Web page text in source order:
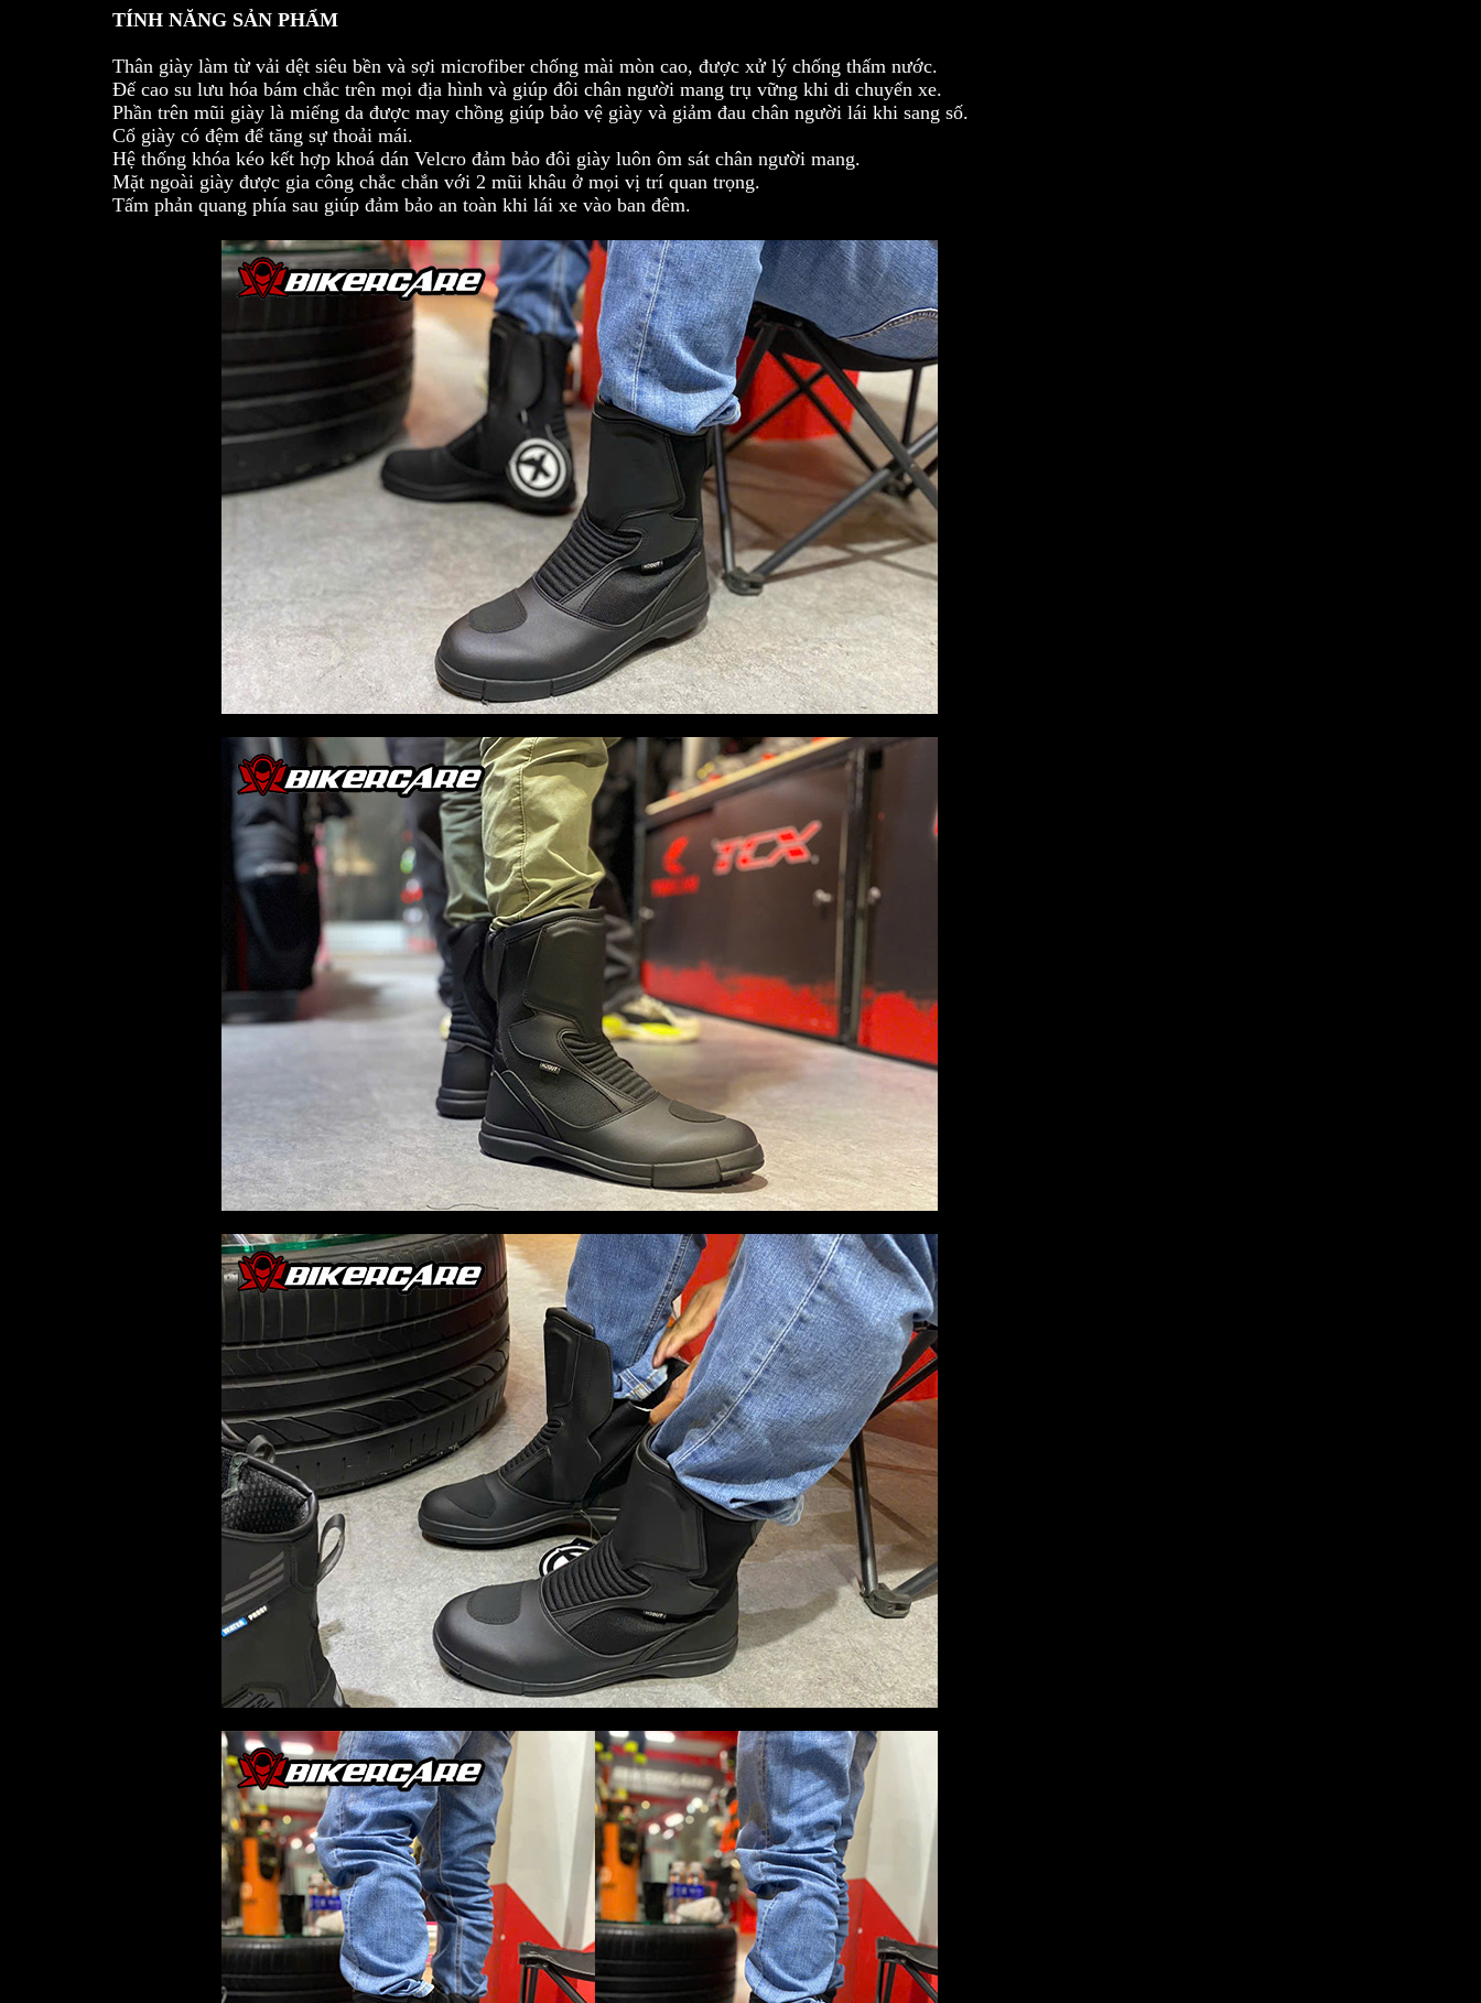
TÍNH NĂNG SẢN PHẨM
Thân giày làm từ vải dệt siêu bền và sợi microfiber chống mài mòn cao, được xử lý chống thấm nước.
Đế cao su lưu hóa bám chắc trên mọi địa hình và giúp đôi chân người mang trụ vững khi di chuyển xe.
Phần trên mũi giày là miếng da được may chồng giúp bảo vệ giày và giảm đau chân người lái khi sang số.
Cổ giày có đệm để tăng sự thoải mái.
Hệ thống khóa kéo kết hợp khoá dán Velcro đảm bảo đôi giày luôn ôm sát chân người mang.
Mặt ngoài giày được gia công chắc chắn với 2 mũi khâu ở mọi vị trí quan trọng.
Tấm phản quang phía sau giúp đảm bảo an toàn khi lái xe vào ban đêm.